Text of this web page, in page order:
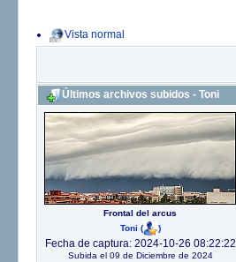
Vista normal
Últimos archivos subidos - Toni
Frontal del arcus
Toni ( )
Fecha de captura: 2024-10-26 08:22:22
Subida el 09 de Diciembre de 2024